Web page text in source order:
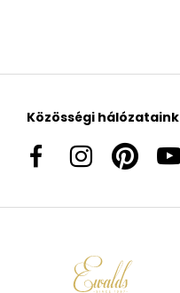
Közösségi hálózataink